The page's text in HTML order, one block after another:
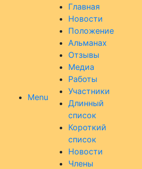
Menu
Главная
Новости
Положение
Альманах
Отзывы
Медиа
Работы
Участники
Длинный
список
Короткий
список
Новости
Члены